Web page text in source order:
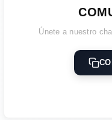
Únete a nuestro